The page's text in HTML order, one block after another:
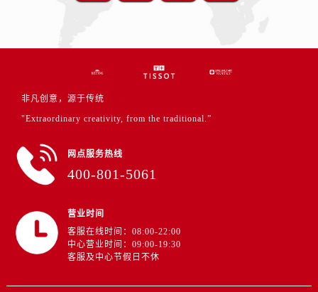
非凡创意，源于传统
"Extraordinary creativity, from the traditional.”
网点服务热线
400-801-5061
营业时间
客服在线时间：08:00-22:00
中心营业时间：09:00-19:30
客服及中心节假日不休